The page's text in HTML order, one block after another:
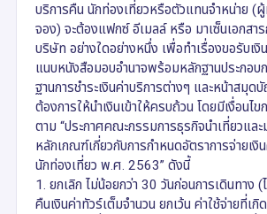
บริการคืน นักท่องเที่ยวหรือตัวแทนจำหน่าย (ผู้
จอง) จะต้องแฟกซ์ อีเมลล์ หรือ มาเซ็นเอกสา
บริษัท อย่างใดอย่างหนึ่ง เพื่อทำเรื่องขอรับเงิ
แนบหนังสือมอบอำนาจพร้อมหลักฐานประกอบ
ฐานการชำระเงินค่าบริการต่างๆ และหน้าสมุด
ต้องการให้นำเงินเข้าให้ครบถ้วน โดยมีเงื่อนไข
ตาม “ประกาศคณะกรรมการธุรกิจนำเที่ยวแล
หลักเกณฑ์เกี่ยวกับการกำหนดอัตราการจ่ายเงิ
นักท่องเที่ยว พ.ศ. 2563” ดังนี้
1. ยกเลิก ไม่น้อยกว่า 30 วันก่อนการเดินทาง (
คืนเงินค่าทัวร์เต็มจำนวน ยกเว้น ค่าใช้จ่ายที่เกิ